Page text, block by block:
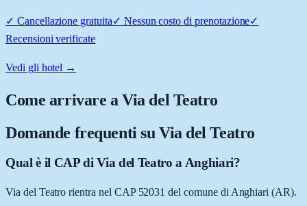
✓ Cancellazione gratuita✓ Nessun costo di prenotazione✓
Recensioni verificate
Vedi gli hotel →
Come arrivare aVia del Teatro
Domande frequenti su Via del Teatro
Qual è il CAP di Via del Teatro a Anghiari?
Via del Teatro rientra nel CAP 52031 del comune di Anghiari (AR).